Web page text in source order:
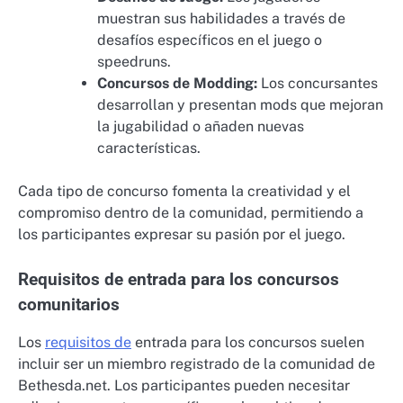
muestran sus habilidades a través de
desafíos específicos en el juego o
speedruns.
Concursos de Modding: Los concursantes
desarrollan y presentan mods que mejoran
la jugabilidad o añaden nuevas
características.
Cada tipo de concurso fomenta la creatividad y el
compromiso dentro de la comunidad, permitiendo a
los participantes expresar su pasión por el juego.
Requisitos de entrada para los concursos
comunitarios
Los requisitos de entrada para los concursos suelen
incluir ser un miembro registrado de la comunidad de
Bethesda.net. Los participantes pueden necesitar